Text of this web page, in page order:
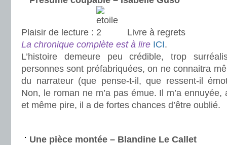
Plaisir de lecture :
Livre à regrets
La chronique complète est à lire ICI.
L’histoire demeure peu crédible, trop
personnes sont préfabriquées, on ne connaitra
du narrateur (que pense-t-il, que ressent-il
Non, le roman ne m’a pas émue. Il m’a
et même pire, il a de fortes chances d’être oublié.
Une pièce montée – Blandine Le Callet